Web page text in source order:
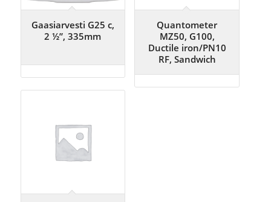
Gaasiarvesti G25 c,
2 ½”, 335mm
Quantometer
MZ50, G100,
Ductile iron/PN10
RF, Sandwich